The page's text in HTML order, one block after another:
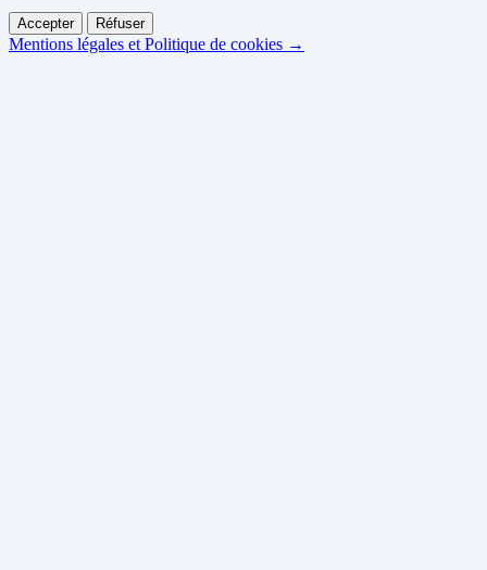
Accepter Réfuser
Mentions légales et Politique de cookies →